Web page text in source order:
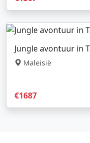
Jungle avontuur in
Maleisië
€1687